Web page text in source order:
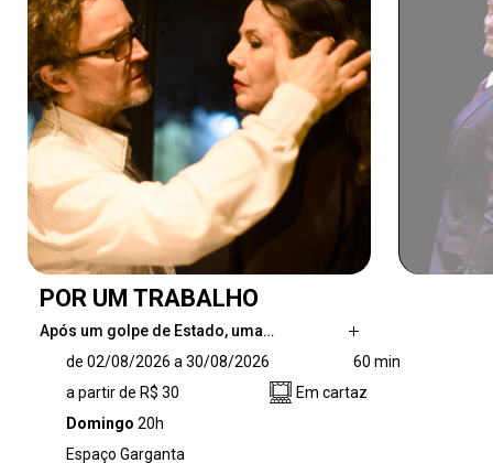
POR UM TRABALHO
Após um golpe de Estado, uma…
rede pública enfrenta uma entrevista de
emprego para uma vaga criada pelo novo
regime.
de 02/08/2026 a 30/08/2026
60 min
a partir de R$ 30
Em cartaz
Domingo 20h
Espaço Garganta